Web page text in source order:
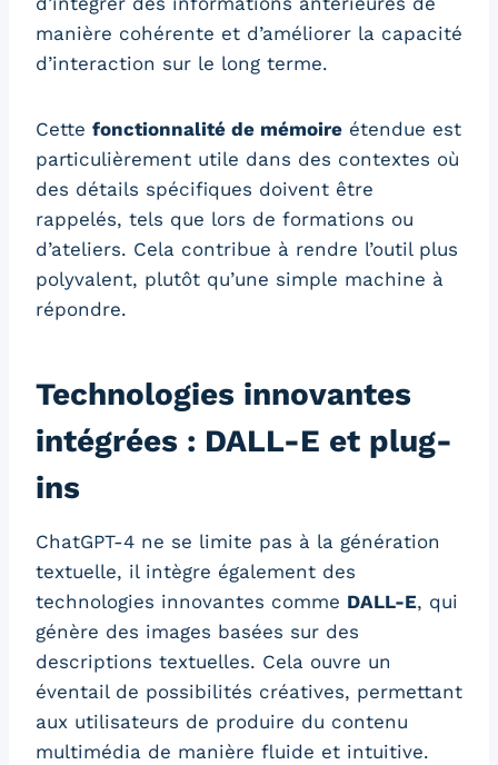
manière cohérente et d’améliorer la capacité
d’interaction sur le long terme.
Cette fonctionnalité de mémoire étendue est
particulièrement utile dans des contextes où
des détails spécifiques doivent être
rappelés, tels que lors de formations ou
d’ateliers. Cela contribue à rendre l’outil plus
polyvalent, plutôt qu’une simple machine à
répondre.
Technologies innovantes
intégrées : DALL-E et plug-
ins
ChatGPT-4 ne se limite pas à la génération
textuelle, il intègre également des
technologies innovantes comme DALL-E, qui
génère des images basées sur des
descriptions textuelles. Cela ouvre un
éventail de possibilités créatives, permettant
aux utilisateurs de produire du contenu
multimédia de manière fluide et intuitive.